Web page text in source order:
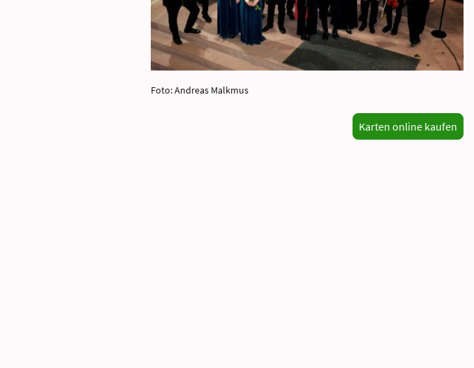
Foto: Andreas Malkmus
Karten online kaufen